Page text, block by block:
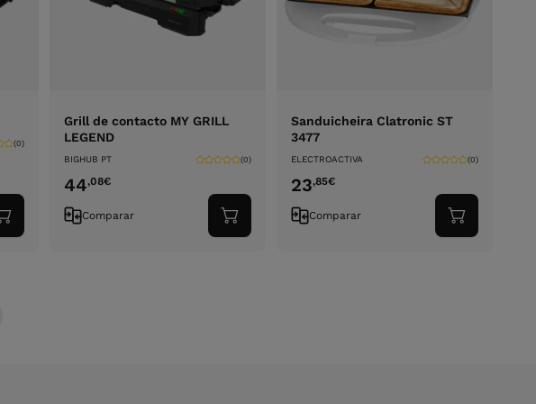
(0)
Adicionar
ao
Grill de contacto MY GRILL
LEGEND
BIGHUB PT (0)
44,08€
Comparar
Adicionar
ao
Sanduicheira Clatronic ST
3477
ELECTROACTIVA (0)
23,85€
Comparar
Adicionar
ao